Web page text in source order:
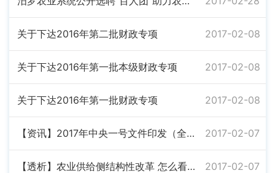
关于下达2016年第二批财政专项 2017-02-08
关于下达2016年第一批本级财政专项 2017-02-08
关于下达2016年第一批财政专项 2017-02-08
【资讯】2017年中央一号文件印发（全文）：深入推进农业供给侧结构性改革 2017-02-07
【透析】农业供给侧结构性改革 怎么看怎么干（政策解读·聚焦中央一号文件①）--时政--首页 2017-02-07